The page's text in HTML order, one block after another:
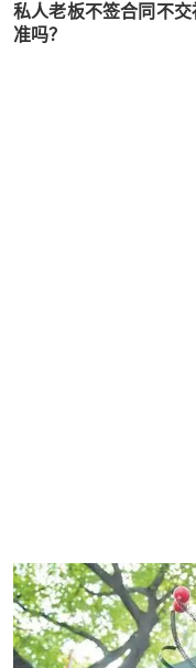
私人老板不签合同不
准吗？